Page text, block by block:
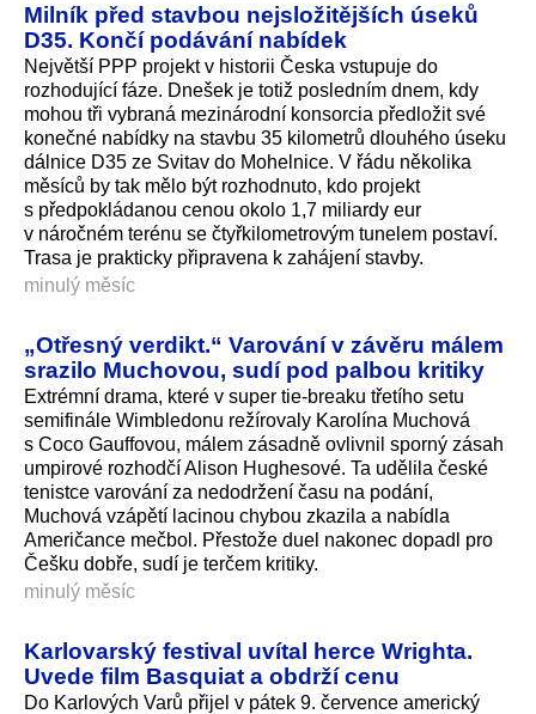
Milník před stavbou nejsložitějších úseků
D35. Končí podávání nabídek
Největší PPP projekt v historii Česka vstupuje do
rozhodující fáze. Dnešek je totiž posledním dnem, kdy
mohou tři vybraná mezinárodní konsorcia předložit své
konečné nabídky na stavbu 35 kilometrů dlouhého úseku
dálnice D35 ze Svitav do Mohelnice. V řádu několika
měsíců by tak mělo být rozhodnuto, kdo projekt
s předpokládanou cenou okolo 1,7 miliardy eur
v náročném terénu se čtyřkilometrovým tunelem postaví.
Trasa je prakticky připravena k zahájení stavby.
minulý měsíc
„Otřesný verdikt.“ Varování v závěru málem
srazilo Muchovou, sudí pod palbou kritiky
Extrémní drama, které v super tie-breaku třetího setu
semifinále Wimbledonu režírovaly Karolína Muchová
s Coco Gauffovou, málem zásadně ovlivnil sporný zásah
umpirové rozhodčí Alison Hughesové. Ta udělila české
tenistce varování za nedodržení času na podání,
Muchová vzápětí lacinou chybou zkazila a nabídla
Američance mečbol. Přestože duel nakonec dopadl pro
Češku dobře, sudí je terčem kritiky.
minulý měsíc
Karlovarský festival uvítal herce Wrighta.
Uvede film Basquiat a obdrží cenu
Do Karlových Varů přijel v pátek 9. července americký